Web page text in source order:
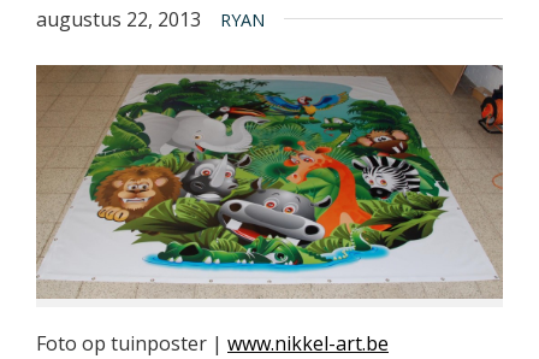
augustus 22, 2013 RYAN
Foto op tuinposter | www.nikkel-art.be